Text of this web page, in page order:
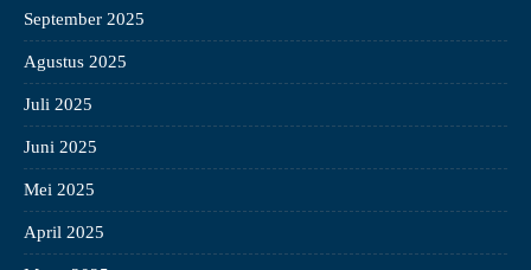
September 2025
Agustus 2025
Juli 2025
Juni 2025
Mei 2025
April 2025